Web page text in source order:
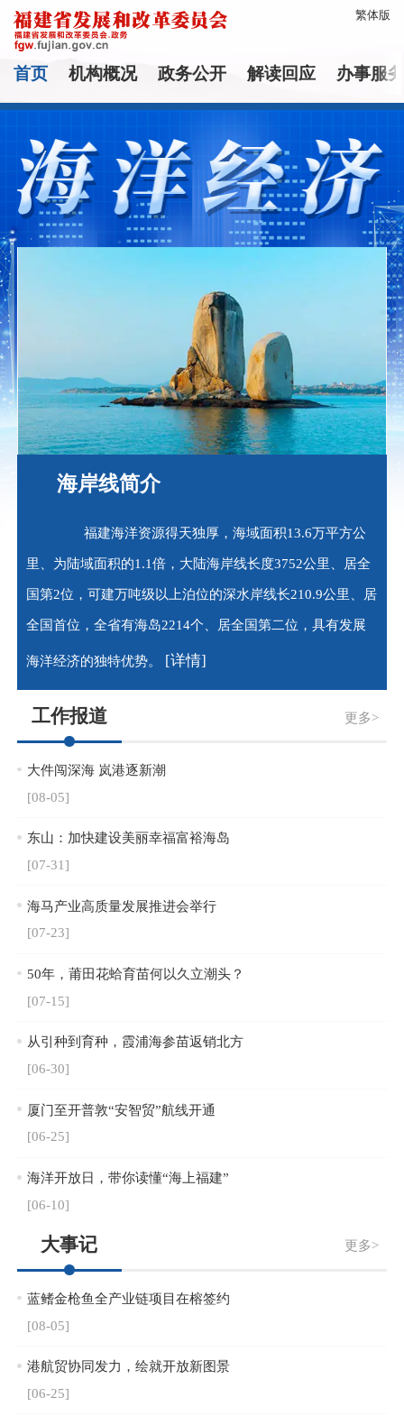
繁体版
首页 机构概况 政务公开 解读回应 办事服
海岸线简介
福建海洋资源得天独厚，海域面积13.6万平方公
里、为陆域面积的1.1倍，大陆海岸线长度3752公里、居全
国第2位，可建万吨级以上泊位的深水岸线长210.9公里、居
全国首位，全省有海岛2214个、居全国第二位，具有发展
海洋经济的独特优势。 [详情]
工作报道 更多>
大件闯深海 岚港逐新潮
[08-05]
东山：加快建设美丽幸福富裕海岛
[07-31]
海马产业高质量发展推进会举行
[07-23]
50年，莆田花蛤育苗何以久立潮头？
[07-15]
从引种到育种，霞浦海参苗返销北方
[06-30]
厦门至开普敦“安智贸”航线开通
[06-25]
海洋开放日，带你读懂“海上福建”
[06-10]
大事记 更多>
蓝鳍金枪鱼全产业链项目在榕签约
[08-05]
港航贸协同发力，绘就开放新图景
[06-25]